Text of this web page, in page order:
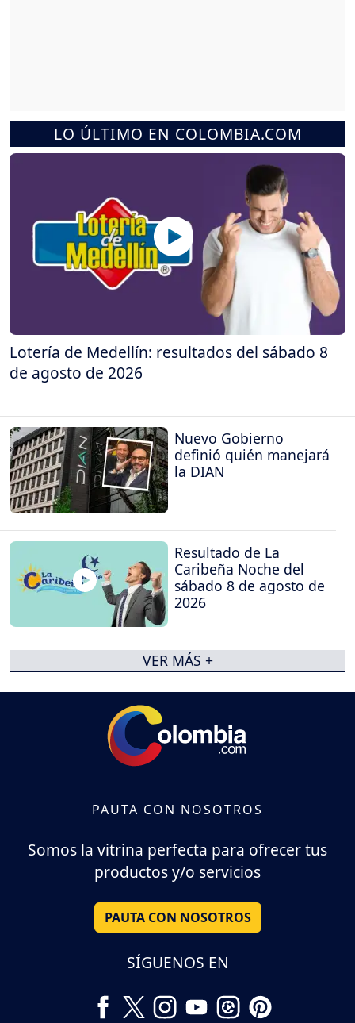
LO ÚLTIMO EN COLOMBIA.COM
Lotería de Medellín: resultados del sábado 8
de agosto de 2026
Nuevo Gobierno
definió quién manejará
la DIAN
Resultado de La
Caribeña Noche del
sábado 8 de agosto de
2026
VER MÁS +
PAUTA CON NOSOTROS
Somos la vitrina perfecta para ofrecer tus
productos y/o servicios
PAUTA CON NOSOTROS
SÍGUENOS EN